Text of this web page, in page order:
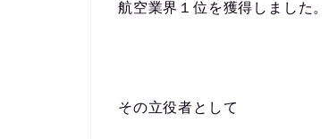
航空業界１位を獲得しました。
その立役者として